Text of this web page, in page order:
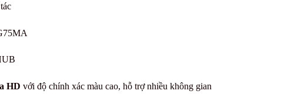
HD với độ chính xác màu cao, hỗ trợ nhiều không gian